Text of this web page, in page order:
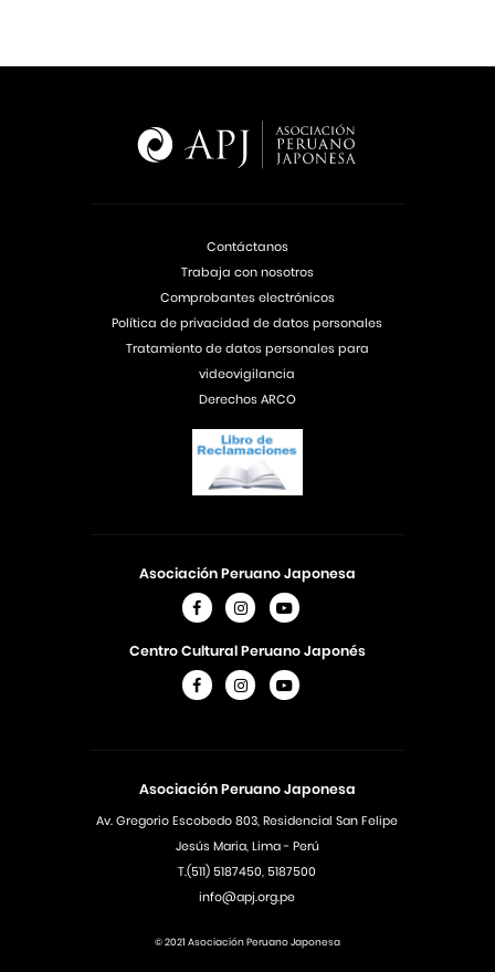
Asociación Peruano Japonesa
Av. Gregorio Escobedo 803, Residencial San Felipe
Jesús Maria, Lima - Perú
T.(511) 5187450, 5187500
info@apj.org.pe
Asociación Peruano Japonesa
Centro Cultural Peruano Japonés
Contáctanos
Trabaja con nosotros
Comprobantes electrónicos
Política de privacidad de datos personales
Tratamiento de datos personales para
videovigilancia
Derechos ARCO
© 2021 Asociación Peruano Japonesa